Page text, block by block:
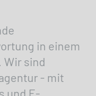
in einem
Wir sind
- mit